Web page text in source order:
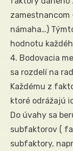
zamestnancom
námaha…)
hodnotu
4. Bodovacia
sa rozdelí na
Každému z
ktoré odrážajú
Do úvahy sa
subfaktorov (
subfaktory,